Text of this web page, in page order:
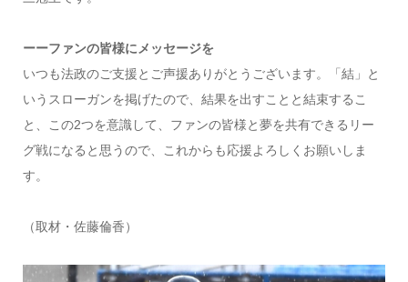
ーーファンの皆様にメッセージを
いつも法政のご支援とご声援ありがとうございます。「結」と
いうスローガンを掲げたので、結果を出すことと結束するこ
と、この2つを意識して、ファンの皆様と夢を共有できるリー
グ戦になると思うので、これからも応援よろしくお願いしま
す。
（取材・佐藤倫香）